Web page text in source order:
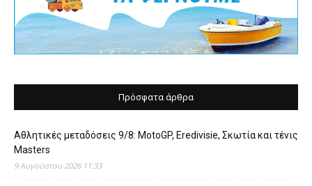
Πρόσφατα άρθρα
Αθλητικές μεταδόσεις 9/8: MotoGP, Eredivisie, Σκωτία και τένις
Masters
9 Αυγούστου 2026 11:33